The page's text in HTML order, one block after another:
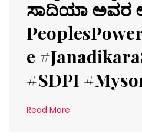
ಸಾದಿಯಾ ಅವರ
e
#SDPI
Read More